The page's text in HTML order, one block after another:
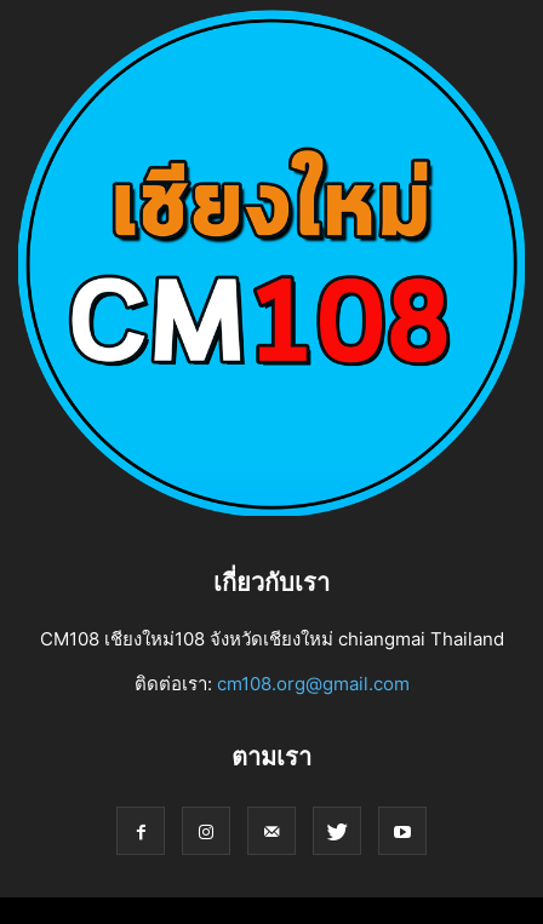
เกี่ยวกับเรา
CM108 เชียงใหม่108 จังหวัดเชียงใหม่ chiangmai Thailand
ติดต่อเรา: cm108.org@gmail.com
ตามเรา